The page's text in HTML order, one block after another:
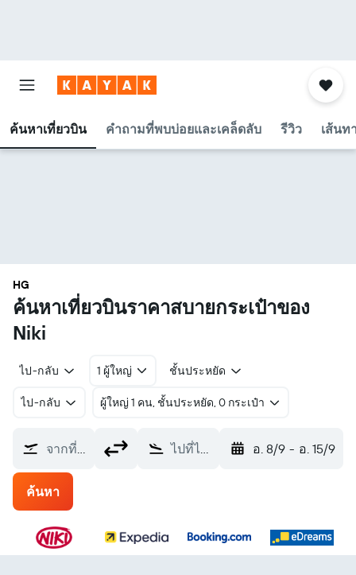
ค้นหาเที่ยวบิน คำถามที่พบบ่อยและเคล็ดลับ รีวิว เส้นท
HG
ค้นหาเที่ยวบินราคาสบายกระเป๋าของ
Niki
ไป-กลับ 1 ผู้ใหญ่ ชั้นประหยัด
ไป-กลับ ผู้ใหญ่ 1 คน, ชั้นประหยัด, 0 กระเป๋า
จากที่ไหน? ไปที่ไหน? อ. 8/9 - อ. 15/9
ค้นหา